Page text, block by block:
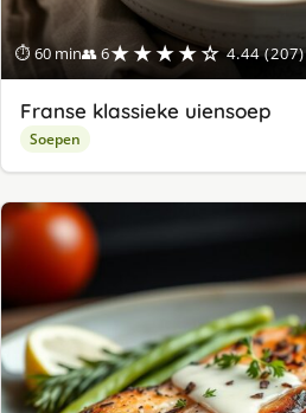
⏱ 60 min👥 6★★★★☆ 4.44 (207)
Franse klassieke uiensoep
Soepen